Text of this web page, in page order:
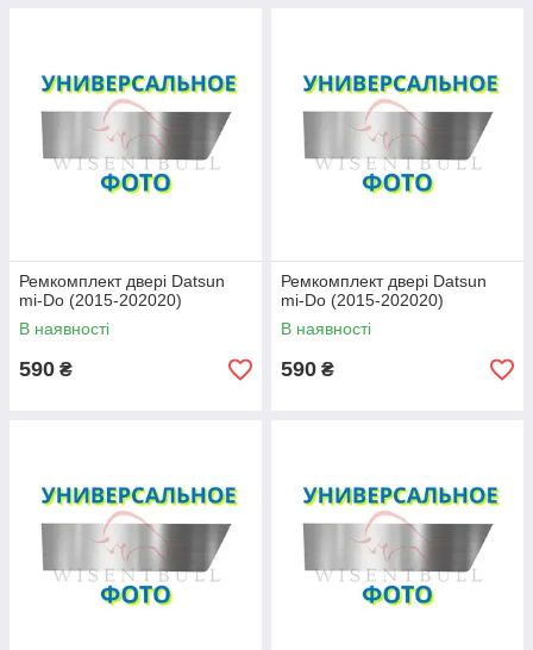
Ремкомплект двері Datsun
mi-Do (2015-202020)
В наявності
590 ₴
Ремкомплект двері Datsun
mi-Do (2015-202020)
В наявності
590 ₴